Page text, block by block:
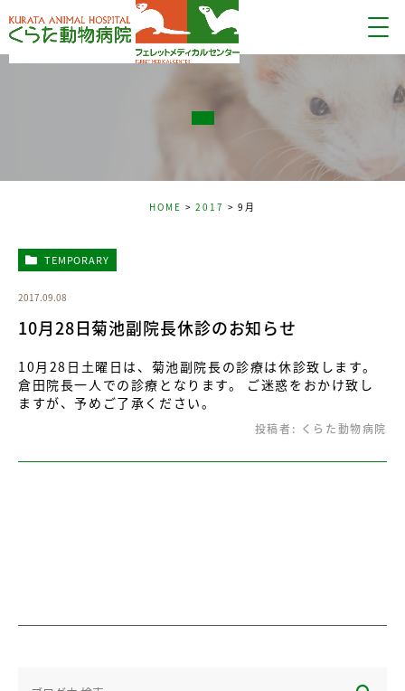
HOME 2017 9月
TEMPORARY
2017.09.08
10月28日菊池副院長休診のお知らせ
10月28日土曜日は、菊池副院長の診療は休診致します。
倉田院長一人での診療となります。 ご迷惑をおかけ致し
ますが、予めご了承ください。
投稿者: くらた動物病院